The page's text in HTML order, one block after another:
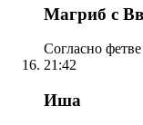
Магриб с
Согласно
21:42
Иша